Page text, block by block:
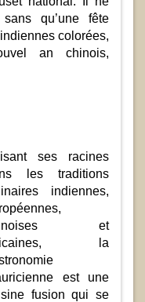
qu’une fête
colorées,
an chinois,
ses racines
les traditions
indiennes,
et
la
est une
fusion qui se